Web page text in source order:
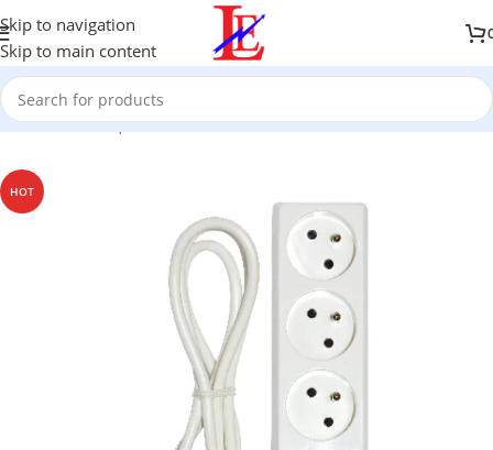
Skip to navigation
Skip to main content
Accueil/Boutique/Électricité industrielle/Divers
HOT